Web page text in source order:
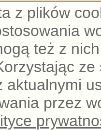
z plików
też z
aktualnymi
przez